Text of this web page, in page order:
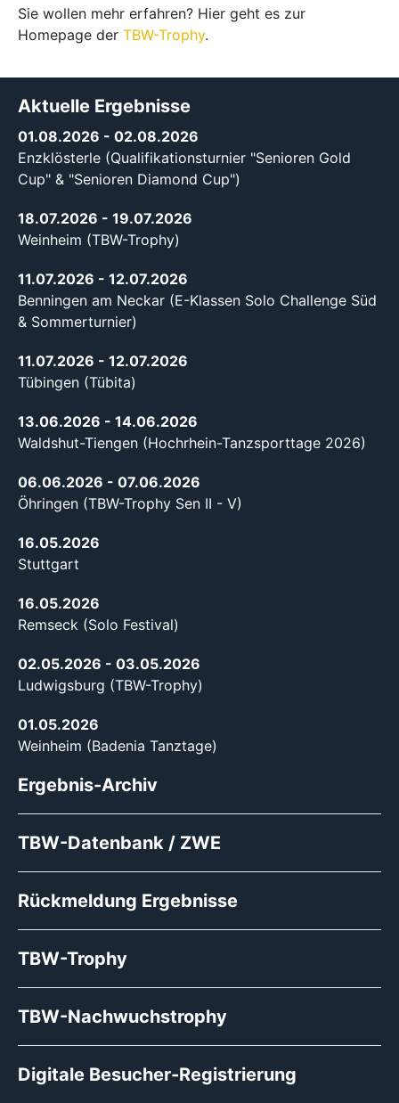
Sie wollen mehr erfahren? Hier geht es zur
Homepage der TBW-Trophy.
Aktuelle Ergebnisse
01.08.2026 - 02.08.2026
Enzklösterle (Qualifikationsturnier "Senioren Gold
Cup" & "Senioren Diamond Cup")
18.07.2026 - 19.07.2026
Weinheim (TBW-Trophy)
11.07.2026 - 12.07.2026
Benningen am Neckar (E-Klassen Solo Challenge Süd
& Sommerturnier)
11.07.2026 - 12.07.2026
Tübingen (Tübita)
13.06.2026 - 14.06.2026
Waldshut-Tiengen (Hochrhein-Tanzsporttage 2026)
06.06.2026 - 07.06.2026
Öhringen (TBW-Trophy Sen II - V)
16.05.2026
Stuttgart
16.05.2026
Remseck (Solo Festival)
02.05.2026 - 03.05.2026
Ludwigsburg (TBW-Trophy)
01.05.2026
Weinheim (Badenia Tanztage)
Ergebnis-Archiv
TBW-Datenbank / ZWE
Rückmeldung Ergebnisse
TBW-Trophy
TBW-Nachwuchstrophy
Digitale Besucher-Registrierung